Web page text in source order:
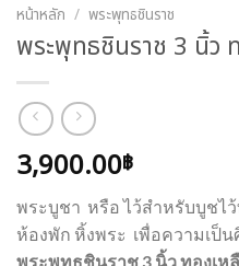
หน้าหลัก / พระพุทธชินราช
พระพุทธชินราช 3 นิ้ว
3,900.00฿
พระบูชา หรือ ไว้สำหรับบูชไ
ห้องพัก หิ้งพระ เพื่อความเป็
พระพุทธชินราช 3 นิ้ว ทองเห